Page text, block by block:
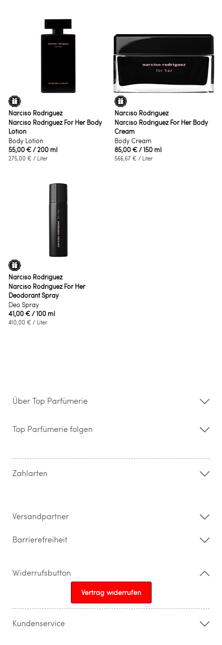
Narciso Rodriguez
Narciso Rodriguez For Her Body
Lotion
Body Lotion
55,00 €/ 200 ml
275,00 € / Liter
Narciso Rodriguez
Narciso Rodriguez For Her Body
Cream
Body Cream
85,00 €/ 150 ml
566,67 € / Liter
Narciso Rodriguez
Narciso Rodriguez For Her
Deodorant Spray
Deo Spray
41,00 €/ 100 ml
410,00 € / Liter
Über Top Parfümerie
Storefinder
Kontakt
Widerrufsrecht & Rückgabebedingungen
Top Parfümerie folgen
Zahlarten
Versandpartner
Barrierefreiheit
Widerrufsbutton
Vertrag widerrufen
Kundenservice